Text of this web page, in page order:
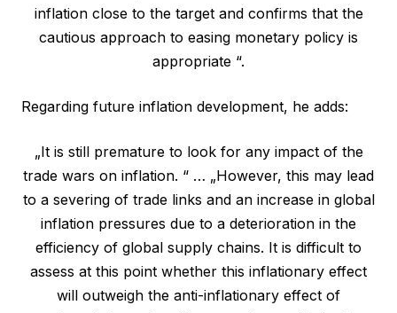
inflation close to the target and confirms that the
cautious approach to easing monetary policy is
appropriate “.
Regarding future inflation development, he adds:
„It is still premature to look for any impact of the
trade wars on inflation. “ … „However, this may lead
to a severing of trade links and an increase in global
inflation pressures due to a deterioration in the
efficiency of global supply chains. It is difficult to
assess at this point whether this inflationary effect
will outweigh the anti-inflationary effect of